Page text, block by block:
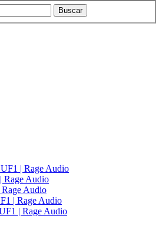
Buscar